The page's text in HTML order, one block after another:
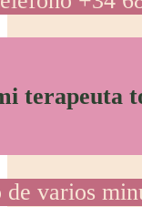
terapeuta
varios